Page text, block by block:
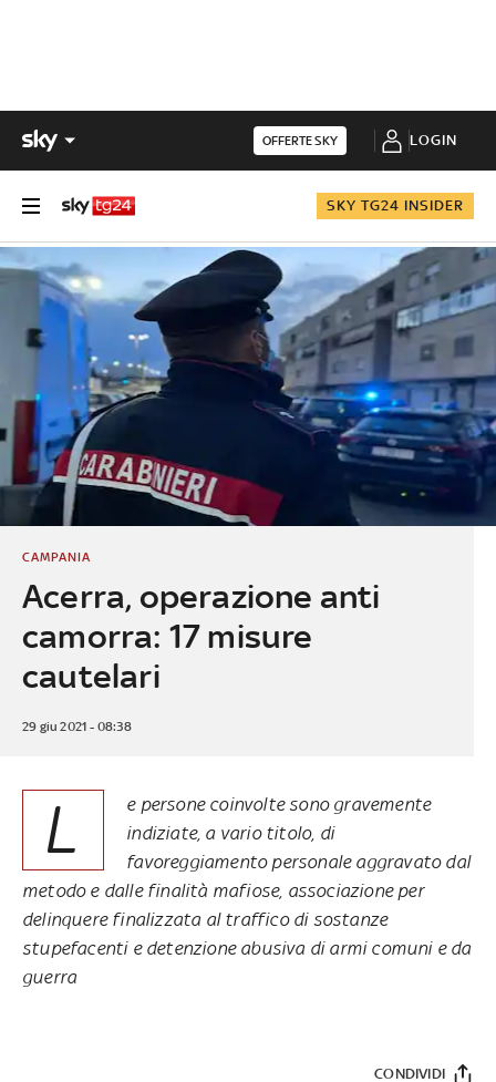
OFFERTE SKY LOGIN
SKY TG24 INSIDER
Acerra, operazione anti
camorra: 17 misure
cautelari
CAMPANIA
29 giu 2021 - 08:38
L
e persone coinvolte sono gravemente
indiziate, a vario titolo, di
favoreggiamento personale aggravato dal
metodo e dalle finalità mafiose, associazione per
delinquere finalizzata al traffico di sostanze
stupefacenti e detenzione abusiva di armi comuni e da
guerra
CONDIVIDI